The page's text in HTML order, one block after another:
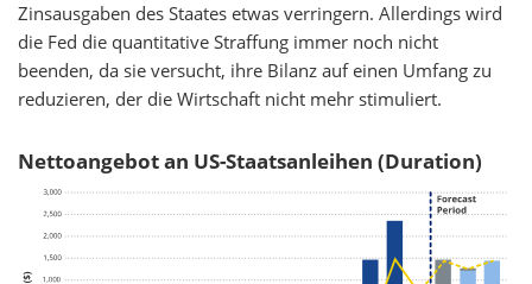
Zinsausgaben des Staates etwas verringern. Allerdings wird
die Fed die quantitative Straffung immer noch nicht
beenden, da sie versucht, ihre Bilanz auf einen Umfang zu
reduzieren, der die Wirtschaft nicht mehr stimuliert.
Nettoangebot an US-Staatsanleihen (Duration)